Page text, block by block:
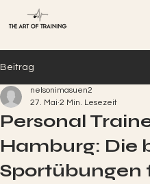
Beitrag
Personal
Hamburg: Die
Sportübungen
nelsonimasuen2
27. Mai 2 Min. Lesezeit